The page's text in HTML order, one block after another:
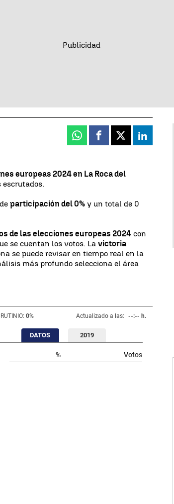
Whatsapp
Facebook
X Linkedin
europeas 2024 en La Roca del
participación del 0% y un total de 0
de las elecciones europeas 2024 con
se cuentan los votos. Lavictoria
se puede revisar en tiempo real en la
más profundo selecciona el área
0% Actualizado a las: --:-- h.
DATOS 2019
% Votos